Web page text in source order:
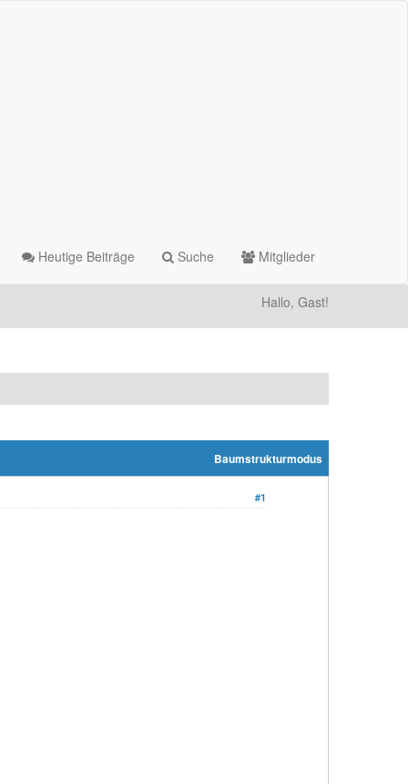
Heutige Beiträge Suche Mitglieder
Hallo, Gast!
Baumstrukturmodus
#1